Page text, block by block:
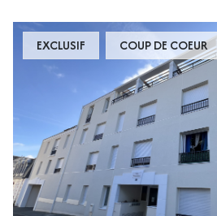
EXCLUSIF COUP DE COEUR